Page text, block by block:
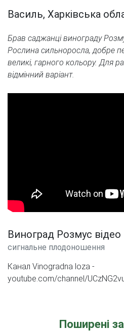
Василь, Харківська
Брав саджанці винограду
Рослина сильноросла, добре
великі, гарного кольору. Для
відмінний варіант.
Виноград Розмус відео
сигнальне плодоношення
Канал Vinogradna loza -
youtube.com/channel/
Поширені